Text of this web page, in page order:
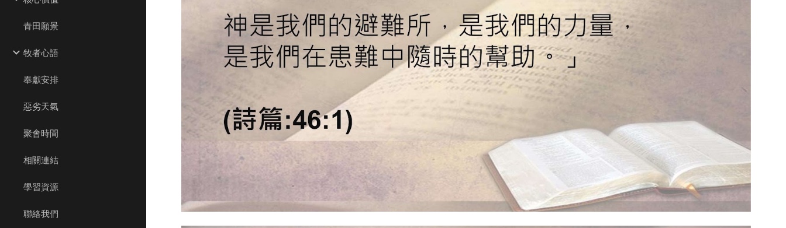
青田願景
牧者心語
奉獻安排
惡劣天氣
聚會時間
相關連結
學習資源
聯絡我們